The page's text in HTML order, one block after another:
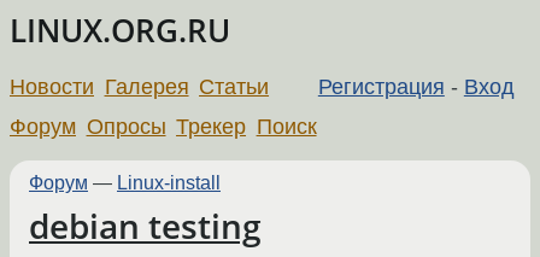
LINUX.ORG.RU
Регистрация - Вход
Новости Галерея Статьи
Форум Опросы Трекер Поиск
Форум — Linux-install
debian testing